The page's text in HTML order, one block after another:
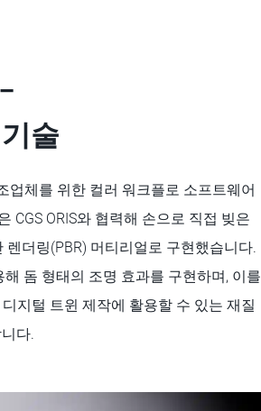
술
업체를 위한 컬러 워크플로 소프트웨어
CGS ORIS와 협력해 손으로 직접 빚은
더링(PBR) 머티리얼로 구현했습니다.
돔 형태의 조명 효과를 구현하며, 이를
지털 트윈 제작에 활용할 수 있는 재질
다.